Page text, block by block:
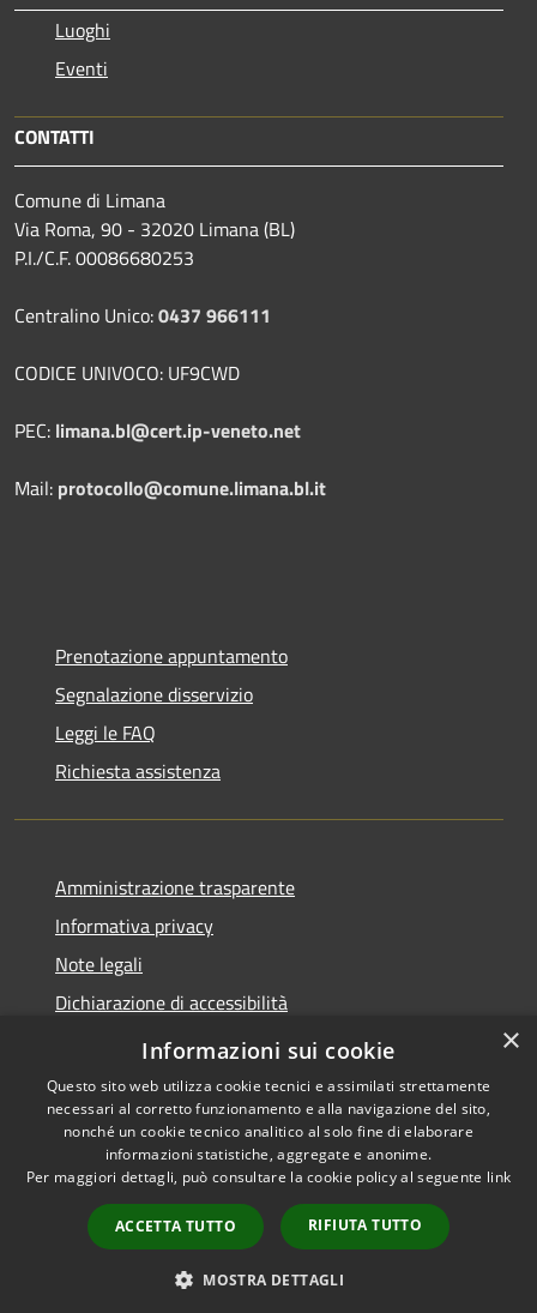
Luoghi
Eventi
CONTATTI
Comune di Limana
Via Roma, 90 - 32020 Limana (BL)
P.I./C.F. 00086680253
Centralino Unico:0437 966111
CODICE UNIVOCO: UF9CWD
PEC: limana.bl@cert.ip-veneto.net
Mail: protocollo@comune.limana.bl.it
Prenotazione appuntamento
Segnalazione disservizio
Leggi le FAQ
Richiesta assistenza
Amministrazione trasparente
Informativa privacy
Note legali
Dichiarazione di accessibilità
Moduli Privacy Amministrazione trasparente
Accessibilità
Copyright © 2026 • Comune di
Limana • Powered by
Municipium•
Accesso
redazione
×
Informazioni sui cookie
Questo sito web utilizza cookie tecnici e assimilati strettamente
necessari al corretto funzionamento e alla navigazione del sito,
nonché un cookie tecnico analitico al solo fine di elaborare
informazioni statistiche, aggregate e anonime.
Per maggiori dettagli, può consultare la cookie policy al seguente link
ACCETTA TUTTO RIFIUTA TUTTO
MOSTRA DETTAGLI